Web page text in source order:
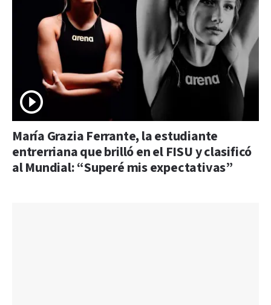
María Grazia Ferrante, la estudiante
entrerriana que brilló en el FISU y clasificó
al Mundial: “Superé mis expectativas”